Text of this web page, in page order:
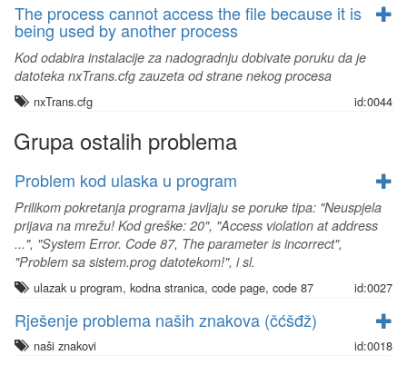
The process cannot access the file because it is
being used by another process
Kod odabira instalacije za nadogradnju dobivate poruku da je
datoteka nxTrans.cfg zauzeta od strane nekog procesa
nxTrans.cfg id:0044
Grupa ostalih problema
Problem kod ulaska u program
Prilikom pokretanja programa javljaju se poruke tipa: "Neuspjela
prijava na mrežu! Kod greške: 20", "Access violation at address
...", "System Error. Code 87, The parameter is incorrect",
"Problem sa sistem.prog datotekom!", i sl.
ulazak u program, kodna stranica, code page, code 87 id:0027
Rješenje problema naših znakova (čćšđž)
naši znakovi id:0018